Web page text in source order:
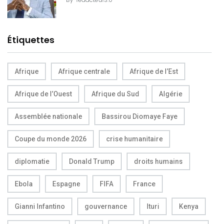
Étiquettes
Afrique Afrique centrale Afrique de l’Est
Afrique de l’Ouest Afrique du Sud Algérie
Assemblée nationale Bassirou Diomaye Faye
Coupe du monde 2026 crise humanitaire
diplomatie Donald Trump droits humains
Ebola Espagne FIFA France
Gianni Infantino gouvernance Ituri Kenya